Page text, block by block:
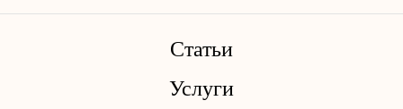
Статьи
Услуги